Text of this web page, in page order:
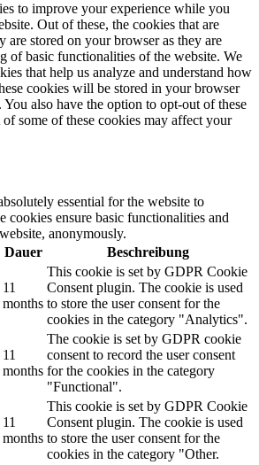
to improve your experience while you
Out of these, the cookies that are
are stored on your browser as they are
of basic functionalities of the website. We
that help us analyze and understand how
cookies will be stored in your browser
also have the option to opt-out of these
some of these cookies may affect your
essential for the website to
cookies ensure basic functionalities and
anonymously.
Dauer Beschreibung
11
months
This cookie is set by GDPR Cookie
Consent plugin. The cookie is used
to store the user consent for the
cookies in the category "Analytics".
11
months
The cookie is set by GDPR cookie
consent to record the user consent
for the cookies in the category
"Functional".
11
months
This cookie is set by GDPR Cookie
Consent plugin. The cookie is used
to store the user consent for the
cookies in the category "Other.